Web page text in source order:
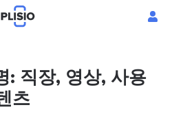
: 직장, 영상, 사용
츠